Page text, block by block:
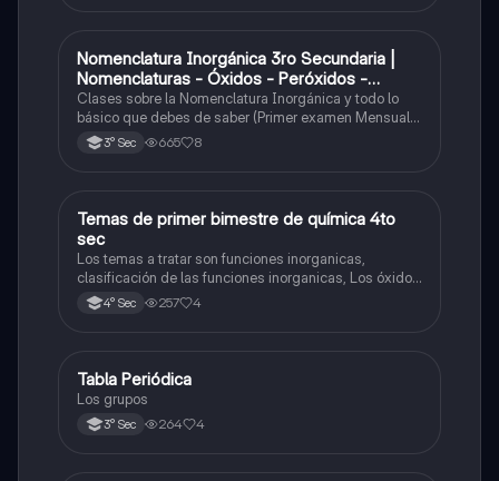
Química
Nomenclatura Inorgánica 3ro Secundaria |
Nomenclaturas - Óxidos - Peróxidos -
Hidróxido o Bases
Clases sobre la Nomenclatura Inorgánica y todo lo
básico que debes de saber (Primer examen Mensual
2025)3° Sec 665 8
Química
Temas de primer bimestre de química 4to
sec
Los temas a tratar son funciones inorganicas,
clasificación de las funciones inorganicas, Los óxidos
y los óxidos ácidos
4° Sec 257 4
Química
Tabla Periódica
Los grupos
3° Sec 264 4